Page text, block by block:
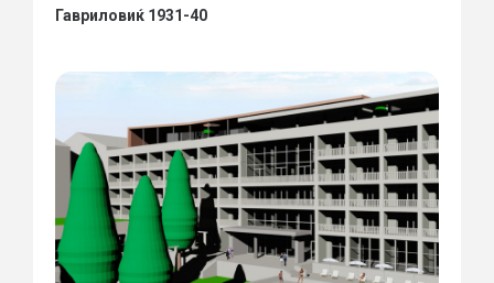
Гавриловиќ 1931-40